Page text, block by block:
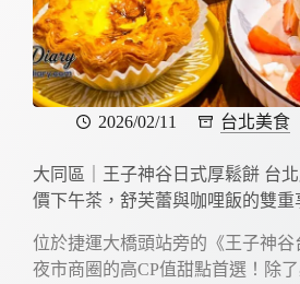
2026/02/11 台北美食
大同區｜王子神谷日式厚鬆餅 台
價下午茶，舒芙蕾與咖哩飯的雙重
位於捷運大橋頭站旁的《王子神谷
夜市商圈的高CP值甜點首選！除